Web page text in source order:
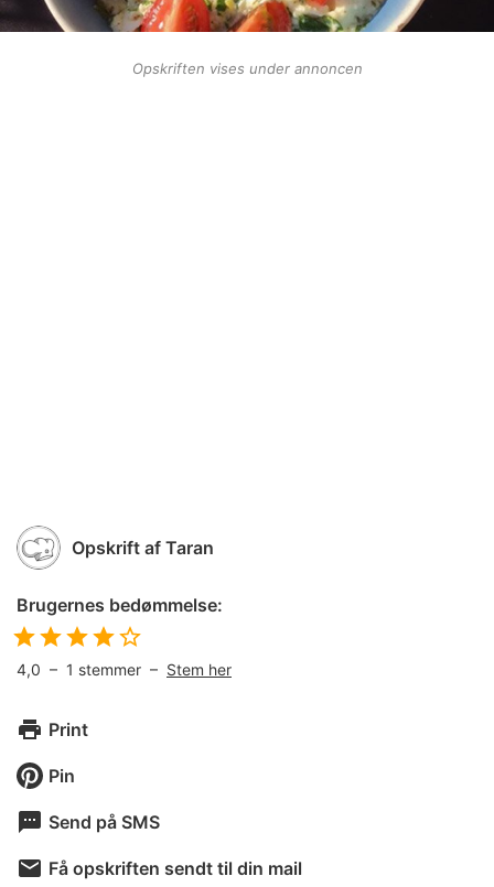
Opskriften vises under annoncen
Opskrift af Taran
Brugernes bedømmelse:
4,0 – 1 stemmer – Stem her
Print
Pin
Send på SMS
Få opskriften sendt til din mail